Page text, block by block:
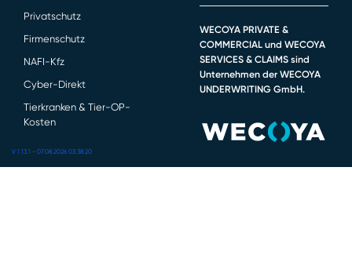
Privatschutz
Firmenschutz
NAFI-Kfz
Cyber-Direkt
Tierkranken & Tier-OP-
Kosten
WECOYA PRIVATE &
COMMERCIAL und WECOYA
SERVICES & CLAIMS sind
Unternehmen der WECOYA
UNDERWRITING GmbH.
V 1.13.1 - 07.08.2026 03:38:20